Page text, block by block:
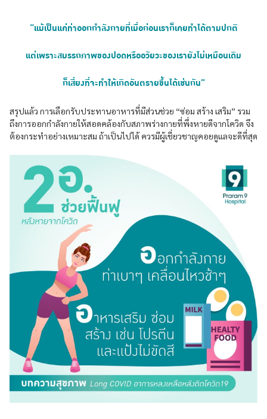
“แม้เป็นแค่ท่าออกกำลังกายที่เมื่อก่อนเราก็เคยทำได้ตามปกติ
แต่เพราะสมรรถภาพของปอดหรืออวัยวะของเรายังไม่เหมือนเดิม
ก็เสี่ยงที่จะทำให้เกิดอันตรายขึ้นได้เช่นกัน”
สรุปแล้ว การเลือกรับประทานอาหารที่มีส่วนช่วย “ซ่อม สร้าง เสริม” รวม
ถึงการออกกำลังกายให้สอดคล้องกับสภาพร่างกายที่พึ่งหายดีจากโควิด จึง
ต้องกระทำอย่างเหมาะสม ถ้าเป็นไปได้ ควรมีผู้เชี่ยวชาญคอยดูแลจะดีที่สุด